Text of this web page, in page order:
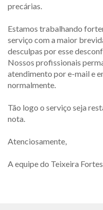
precárias.
Estamos trabalhando
serviço com a maior
desculpas por esse
Nossos profissionais
atendimento por e-mail e
normalmente.
Tão logo o serviço seja
nota.
Atenciosamente,
A equipe do Teixeira